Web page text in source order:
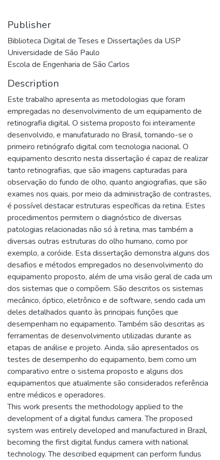
Publisher
Biblioteca Digital de Teses e Dissertações da USP
Universidade de São Paulo
Escola de Engenharia de São Carlos
Description
Este trabalho apresenta as metodologias que foram
empregadas no desenvolvimento de um equipamento de
retinografia digital. O sistema proposto foi inteiramente
desenvolvido, e manufaturado no Brasil, tornando-se o
primeiro retinógrafo digital com tecnologia nacional. O
equipamento descrito nesta dissertação é capaz de realizar
tanto retinografias, que são imagens capturadas para
observação do fundo de olho, quanto angiografias, que são
exames nos quais, por meio da administração de contrastes,
é possível destacar estruturas específicas da retina. Estes
procedimentos permitem o diagnóstico de diversas
patologias relacionadas não só à retina, mas também a
diversas outras estruturas do olho humano, como por
exemplo, a coróide. Esta dissertação demonstra alguns dos
desafios e métodos empregados no desenvolvimento do
equipamento proposto, além de uma visão geral de cada um
dos sistemas que o compõem. São descritos os sistemas
mecânico, óptico, eletrônico e de software, sendo cada um
deles detalhados quanto às principais funções que
desempenham no equipamento. Também são descritas as
ferramentas de desenvolvimento utilizadas durante as
etapas de análise e projeto. Ainda, são apresentados os
testes de desempenho do equipamento, bem como um
comparativo entre o sistema proposto e alguns dos
equipamentos que atualmente são considerados referência
entre médicos e operadores.
This work presents the methodology applied to the
development of a digital fundus camera. The proposed
system was entirely developed and manufactured in Brazil,
becoming the first digital fundus camera with national
technology. The described equipment can perform fundus